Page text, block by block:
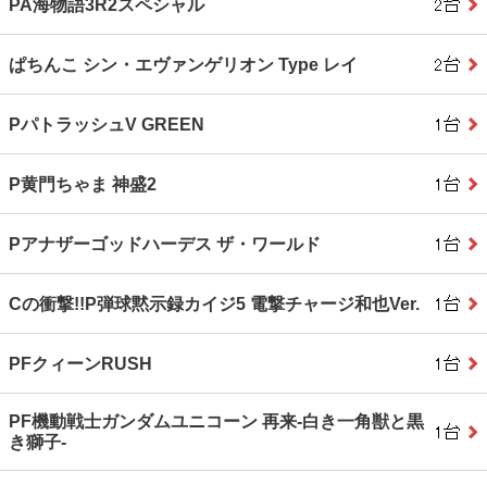
PA海物語3R2スペシャル
ぱちんこ シン・エヴァンゲリオン Type レイ
PパトラッシュV GREEN
P黄門ちゃま 神盛2
Pアナザーゴッドハーデス ザ・ワールド
Cの衝撃!!P弾球黙示録カイジ5 電撃チャージ和也Ver.
PFクィーンRUSH
PF機動戦士ガンダムユニコーン 再来‐白き一角獣と黒
き獅子‐